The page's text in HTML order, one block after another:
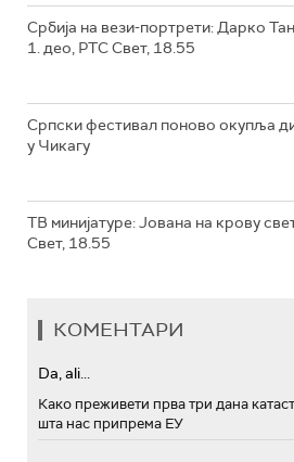
Србија на вези-портрети: Дарко
1. део, РТС Свет, 18.55
Српски фестивал поново окупља
у Чикагу
ТВ минијатуре: Јована на крову
Свет, 18.55
КОМЕНТАРИ
Da, ali...
Како преживети прва три дана
шта нас припрема ЕУ